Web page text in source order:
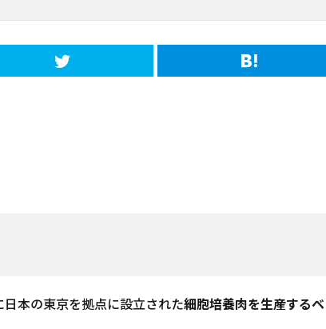
本の東京を拠点に設立された細胞培養肉を生産する